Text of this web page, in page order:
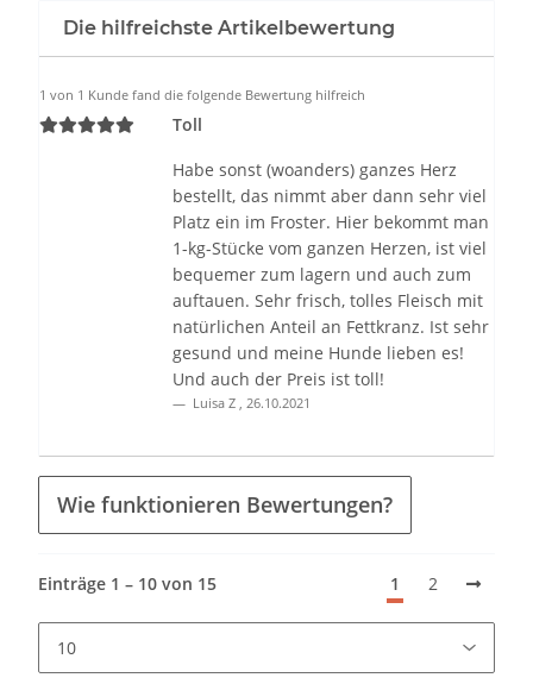
Die hilfreichste Artikelbewertung
1 von 1 Kunde fand die folgende Bewertung hilfreich
Toll
Habe sonst (woanders) ganzes Herz
bestellt, das nimmt aber dann sehr viel
Platz ein im Froster. Hier bekommt man
1-kg-Stücke vom ganzen Herzen, ist viel
bequemer zum lagern und auch zum
auftauen. Sehr frisch, tolles Fleisch mit
natürlichen Anteil an Fettkranz. Ist sehr
gesund und meine Hunde lieben es!
Und auch der Preis ist toll!
Luisa Z , 26.10.2021
Wie funktionieren Bewertungen?
Einträge 1 – 10 von 15 1 2